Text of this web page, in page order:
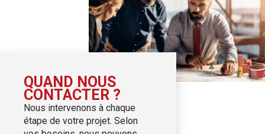
QUAND NOUS
CONTACTER ?
Nous intervenons à chaque
étape de votre projet. Selon